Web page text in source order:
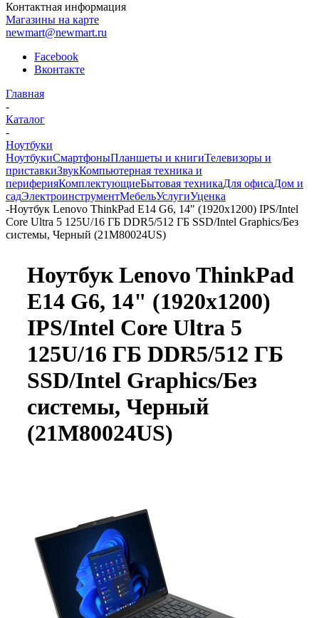
Контактная информация
Магазины на карте
newmart@newmart.ru
Facebook
Вконтакте
Главная
-
Каталог
-
Ноутбуки
НоутбукиСмартфоныПланшеты и книгиТелевизоры и
приставкиЗвукКомпьютерная техника и
периферияКомплектующиеБытовая техникаДля офисаДом и
садЭлектроинструментМебельУслугиУценка
-Ноутбук Lenovo ThinkPad E14 G6, 14" (1920x1200) IPS/Intel
Core Ultra 5 125U/16 ГБ DDR5/512 ГБ SSD/Intel Graphics/Без
системы, Черный (21M80024US)
Ноутбук Lenovo ThinkPad
E14 G6, 14" (1920x1200)
IPS/Intel Core Ultra 5
125U/16 ГБ DDR5/512 ГБ
SSD/Intel Graphics/Без
системы, Черный
(21M80024US)